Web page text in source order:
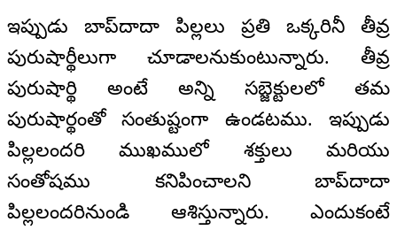
ఇప్పుడు బాప్‌దాదా పిల్లలు ప్రతి ఒక్కరినీ తీవ్ర
పురుషార్థీలుగా చూడాలనుకుంటున్నారు. తీవ్ర
పురుషార్థి అంటే అన్ని సబ్జెక్టులలో తమ
పురుషార్థంతో సంతుష్టంగా ఉండటము. ఇప్పుడు
పిల్లలందరి ముఖములో శక్తులు మరియు
సంతోషము కనిపించాలని బాప్‌దాదా
పిల్లలందరినుండి ఆశిస్తున్నారు. ఎందుకంటే